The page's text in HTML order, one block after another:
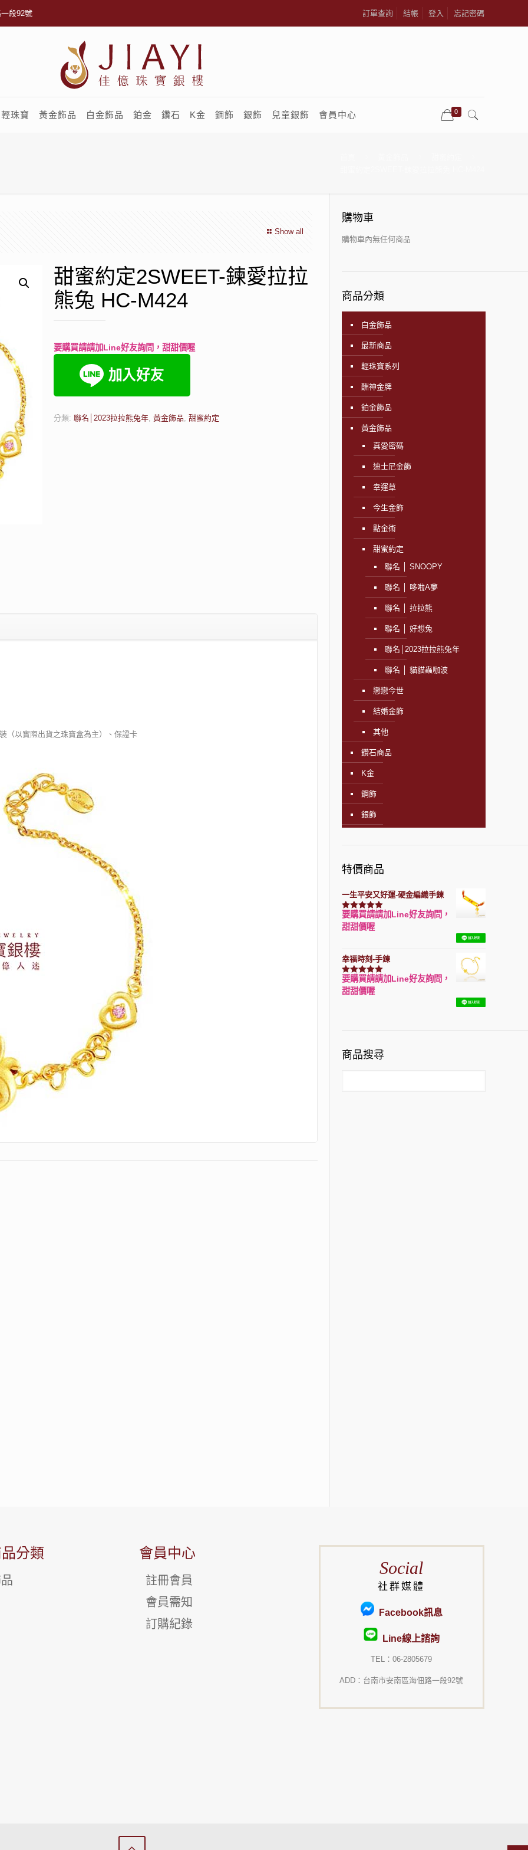
段92號 訂單查詢 結帳 登入 忘記密碼
輕珠寶 黃金飾品 白金飾品 鉑金 鑽石 K金 鋼飾 銀飾 兒童銀飾 會員中心 0
Show all
甜蜜約定2SWEET-鍊愛拉拉
熊兔 HC-M424
要購買請請加Line好友詢問，甜甜價喔
分類: 聯名│2023拉拉熊兔年, 黃金飾品, 甜蜜約定
（以實際出貨之珠寶盒為主）、保證卡
購物車
購物車內無任何商品
商品分類
白金飾品
最新商品
輕珠寶系列
酬神金牌
鉑金飾品
黃金飾品
真愛密碼
迪士尼金飾
幸運草
今生金飾
點金術
甜蜜約定
聯名 │ SNOOPY
聯名 │ 哆啦A夢
聯名 │ 拉拉熊
聯名 │ 好想兔
聯名│2023拉拉熊兔年
聯名 │ 貓貓蟲咖波
戀戀今世
結婚金飾
其他
鑽石商品
K金
鋼飾
銀飾
特價商品
一生平安又好運-硬金編織手鍊
評分7740滿分 5
要購買請請加Line好友詢問，
甜甜價喔
幸福時刻-手鍊
評分3150滿分 5
要購買請請加Line好友詢問，
甜甜價喔
商品搜尋
分類 會員中心
註冊會員
會員需知
訂購紀錄
Social
社群媒體
Facebook訊息
Line線上諮詢
TEL：06-2805679
ADD：台南市安南區海佃路一段92號